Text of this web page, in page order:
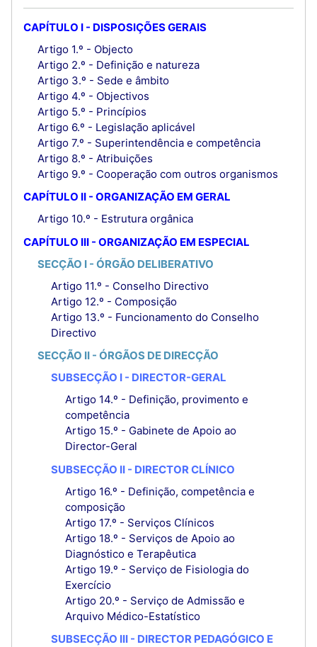
CAPÍTULO I - DISPOSIÇÕES GERAIS
Artigo 1.º - Objecto
Artigo 2.º - Definição e natureza
Artigo 3.º - Sede e âmbito
Artigo 4.º - Objectivos
Artigo 5.º - Princípios
Artigo 6.º - Legislação aplicável
Artigo 7.º - Superintendência e competência
Artigo 8.º - Atribuições
Artigo 9.º - Cooperação com outros organismos
CAPÍTULO II - ORGANIZAÇÃO EM GERAL
Artigo 10.º - Estrutura orgânica
CAPÍTULO III - ORGANIZAÇÃO EM ESPECIAL
SECÇÃO I - ÓRGÃO DELIBERATIVO
Artigo 11.º - Conselho Directivo
Artigo 12.º - Composição
Artigo 13.º - Funcionamento do Conselho
Directivo
SECÇÃO II - ÓRGÃOS DE DIRECÇÃO
SUBSECÇÃO I - DIRECTOR-GERAL
Artigo 14.º - Definição, provimento e
competência
Artigo 15.º - Gabinete de Apoio ao
Director-Geral
SUBSECÇÃO II - DIRECTOR CLÍNICO
Artigo 16.º - Definição, competência e
composição
Artigo 17.º - Serviços Clínicos
Artigo 18.º - Serviços de Apoio ao
Diagnóstico e Terapêutica
Artigo 19.º - Serviço de Fisiologia do
Exercício
Artigo 20.º - Serviço de Admissão e
Arquivo Médico-Estatístico
SUBSECÇÃO III - DIRECTOR PEDAGÓGICO E